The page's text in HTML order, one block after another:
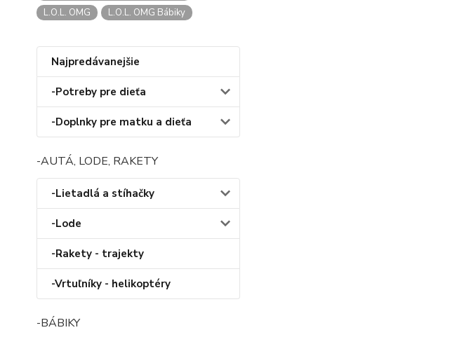
L.O.L. OMG
L.O.L. OMG Bábiky
Najpredávanejšie
-Potreby pre dieťa
-Doplnky pre matku a dieťa
-AUTÁ, LODE, RAKETY
-Lietadlá a stíhačky
-Lode
-Rakety - trajekty
-Vrtuľníky - helikoptéry
-BÁBIKY